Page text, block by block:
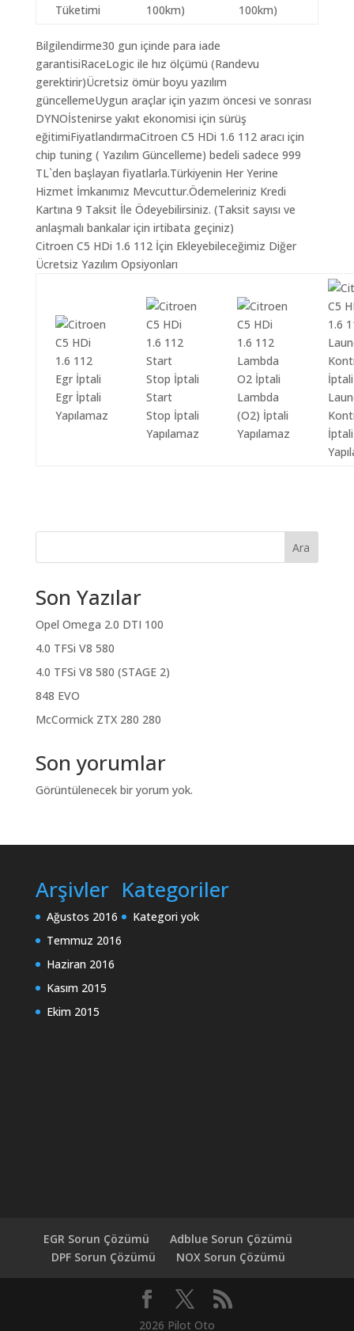
Tüketimi
100km)
100km)
Bilgilendirme30 gun içinde para iade
garantisiRaceLogic ile hız ölçümü (Randevu
gerektirir)Ücretsiz ömür boyu yazılım
güncellemeUygun araçlar için yazım öncesi ve sonrası
DYNOİstenirse yakıt ekonomisi için sürüş
eğitimiFiyatlandırmaCitroen C5 HDi 1.6 112 aracı için
chip tuning ( Yazılım Güncelleme) bedeli sadece 999
TL`den başlayan fiyatlarla.Türkiyenin Her Yerine
Hizmet İmkanımız Mevcuttur.Ödemeleriniz Kredi
Kartına 9 Taksit İle Ödeyebilirsiniz. (Taksit sayısı ve
anlaşmalı bankalar için irtibata geçiniz)
Citroen C5 HDi 1.6 112 İçin Ekleyebileceğimiz Diğer
Ücretsiz Yazılım Opsiyonları
Egr İptali
Yapılamaz
Start
Stop İptali
Yapılamaz
Lambda
(O2) İptali
Yapılamaz
İptali
Ara
Son Yazılar
Opel Omega 2.0 DTI 100
4.0 TFSi V8 580
4.0 TFSi V8 580 (STAGE 2)
848 EVO
McCormick ZTX 280 280
Son yorumlar
Görüntülenecek bir yorum yok.
Arşivler
Ağustos 2016
Temmuz 2016
Haziran 2016
Kasım 2015
Ekim 2015
Kategoriler
Kategori yok
EGR Sorun Çözümü
Adblue Sorun Çözümü
DPF Sorun Çözümü
NOX Sorun Çözümü
2026 Pilot Oto